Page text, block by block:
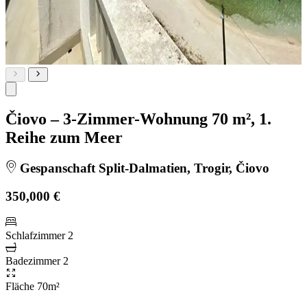
Čiovo – 3-Zimmer-Wohnung 70 m², 1.
Reihe zum Meer
Gespanschaft Split-Dalmatien, Trogir, Čiovo
350,000 €
Schlafzimmer 2
Badezimmer 2
Fläche 70m²